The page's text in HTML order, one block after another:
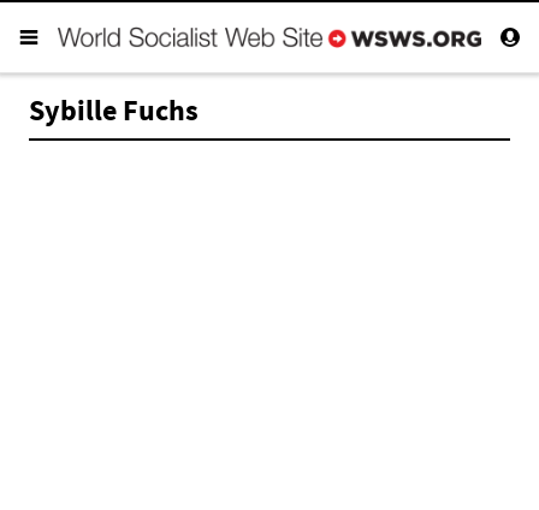
Sybille Fuchs